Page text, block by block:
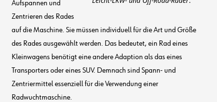
Aufspannen und
Zentrieren des Rades
auf die Maschine. Sie müssen individuell für die Art und Größe
des Rades ausgewählt werden. Das bedeutet, ein Rad eines
Kleinwagens benötigt eine andere Adaption als das eines
Transporters oder eines SUV. Demnach sind Spann- und
Zentriermittel essenziell für die Verwendung einer
Radwuchtmaschine.